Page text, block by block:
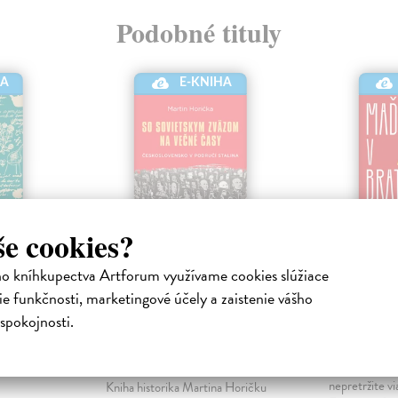
cookies?
kníhkupectva Artforum využívame cookies slúžiace
funkčnosti, marketingové účely a zaistenie vášho
Podobné tituly
kniha
E-KNIHA
So Sovietskym
zväzom na večné
Kniha historika Martina Horičku
nepretržite